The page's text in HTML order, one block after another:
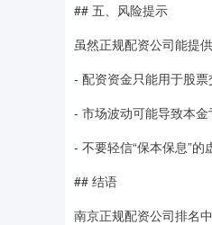
## 五、风险提示
虽然正规配资公司能提
- 配资资金只能用于股票
- 市场波动可能导致本金
- 不要轻信“保本保息”的
## 结语
南京正规配资公司排名